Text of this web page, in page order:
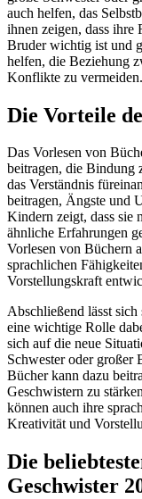
auch helfen, das
ihnen zeigen, dass ihre
Bruder wichtig ist und
helfen, die Beziehung
Konflikte zu vermeiden.
Die Vorteile
Das Vorlesen von
beitragen, die Bindung
das Verständnis
beitragen, Ängste und
Kindern zeigt, dass sie
ähnliche Erfahrungen
Vorlesen von Büchern
sprachlichen
Vorstellungskraft
Abschließend lässt
eine wichtige Rolle
sich auf die neue
Schwester oder großer
Bücher kann dazu
Geschwistern zu
können auch ihre
Kreativität und
Die
Geschwister